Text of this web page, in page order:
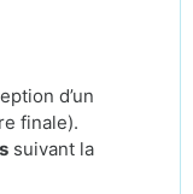
d’un
finale).
suivant la